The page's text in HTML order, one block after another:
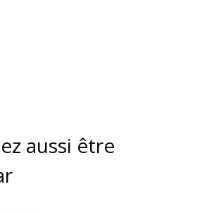
aussi être